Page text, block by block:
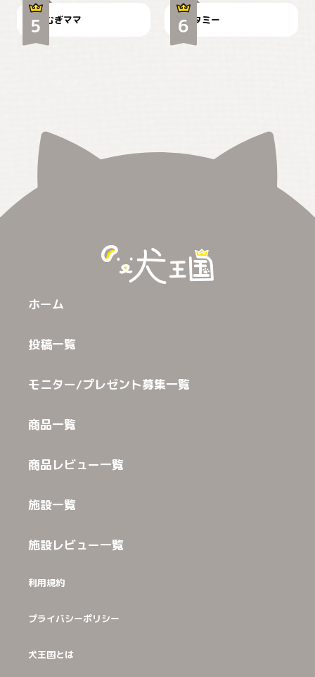
むぎママ タミー
ホーム
投稿一覧
モニター/プレゼント募集一覧
商品一覧
商品レビュー一覧
施設一覧
施設レビュー一覧
利用規約
プライバシーポリシー
犬王国とは